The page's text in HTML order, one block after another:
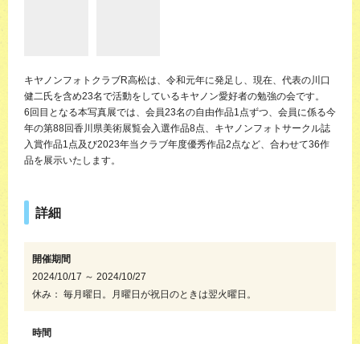
キヤノンフォトクラブR高松は、令和元年に発足し、現在、代表の川口
健二氏を含め23名で活動をしているキヤノン愛好者の勉強の会です。
6回目となる本写真展では、会員23名の自由作品1点ずつ、会員に係る今
年の第88回香川県美術展覧会入選作品8点、キヤノンフォトサークル誌
入賞作品1点及び2023年当クラブ年度優秀作品2点など、合わせて36作
品を展示いたします。
詳細
開催期間
2024/10/17 ～ 2024/10/27
休み： 毎月曜日。月曜日が祝日のときは翌火曜日。
時間